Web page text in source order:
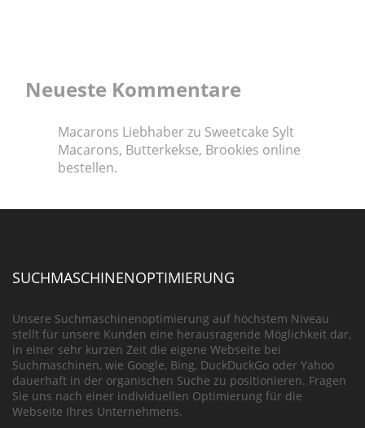
Neueste Kommentare
Macarons Liebhaber zu Sweetcake Sylt
Macarons, Butterkekse, Brookies online
bestellen.
SUCHMASCHINENOPTIMIERUNG
Unsere Suchmaschinenoptimierung auf höchstem Niveau
stellt für unsere Kunden eine herausragende Möglichkeit dar,
in einer sehr kurzen Zeit die eigene Webseite bei
Suchmaschinen, wie Google, Bing, DuckDuckGo oder Yahoo
dauerhaft in der organischen Suche zu positionieren. Fragen
Sie uns nach einer individuellen Optimierung für die
Webseite Ihres Unternehmens.